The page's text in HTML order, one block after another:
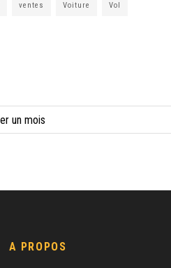
ventes Voiture Vol
A PROPOS